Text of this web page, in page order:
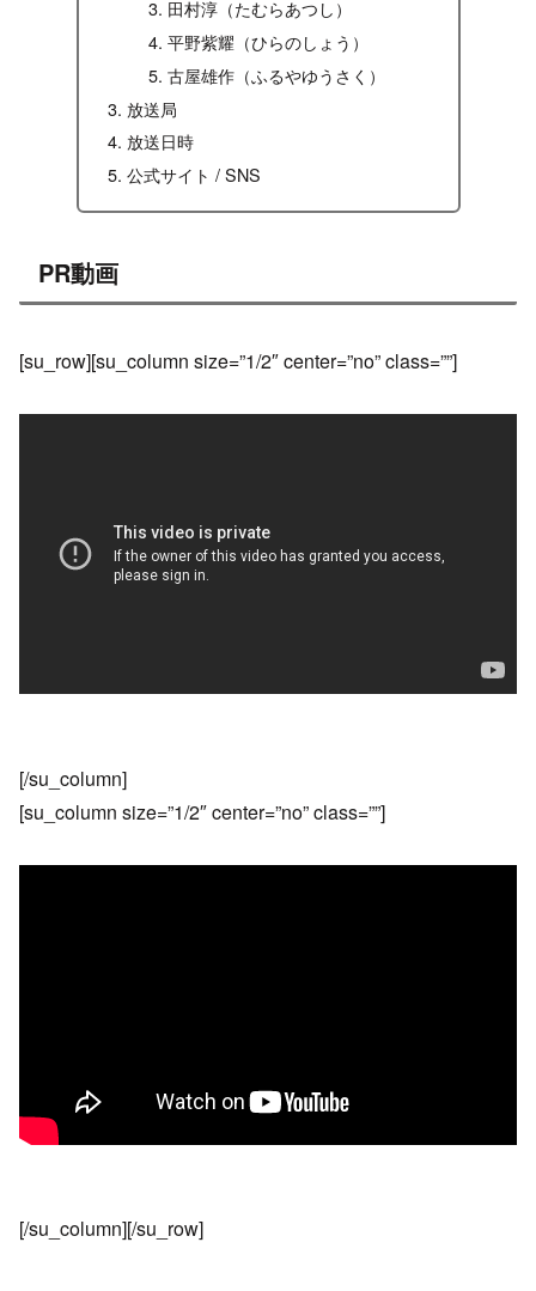
田村淳（たむらあつし）
平野紫耀（ひらのしょう）
古屋雄作（ふるやゆうさく）
放送局
放送日時
公式サイト / SNS
PR動画
[su_row][su_column size=”1/2″ center=”no” class=””]
[/su_column]
[su_column size=”1/2″ center=”no” class=””]
[/su_column][/su_row]